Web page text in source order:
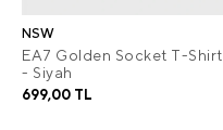
NSW
EA7 Golden Socket T-Shirt
- Siyah
699,00 TL